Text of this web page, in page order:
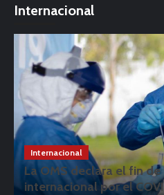
Internacional
Internacional
La OMS declara el fin
internacional por el